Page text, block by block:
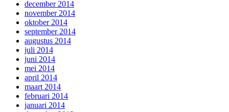
december 2014
november 2014
oktober 2014
september 2014
augustus 2014
juli 2014
juni 2014
mei 2014
april 2014
maart 2014
februari 2014
januari 2014